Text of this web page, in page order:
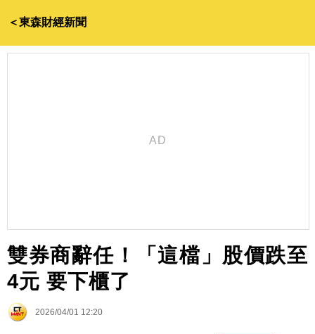
＜東森財經新聞
雙券商辭任！「這檔」股價跌至
4元 要下櫃了
2026/04/01 12:20